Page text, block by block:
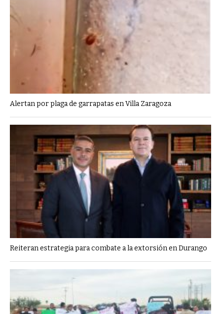
Alertan por plaga de garrapatas en Villa Zaragoza
Reiteran estrategia para combate a la extorsión en Durango